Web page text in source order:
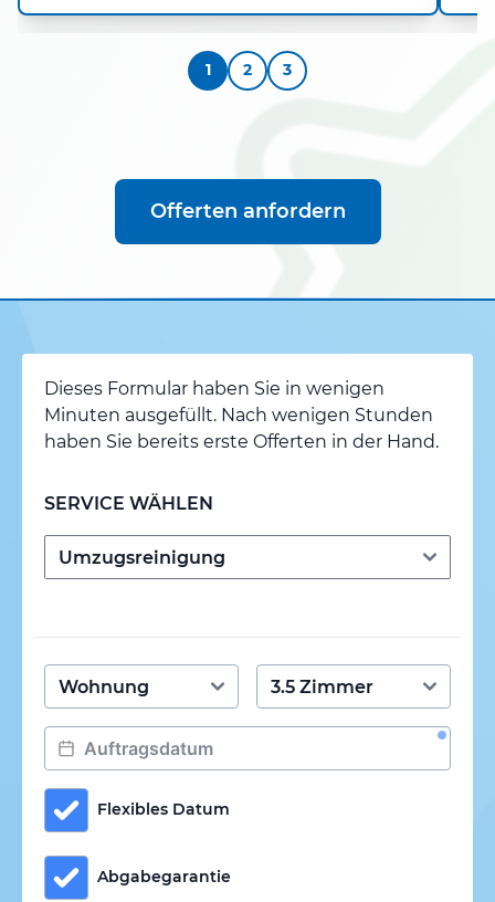
1 2 3
Offerten anfordern
Dieses Formular haben Sie in wenigen
Minuten ausgefüllt. Nach wenigen Stunden
haben Sie bereits erste Offerten in der Hand.
SERVICE WÄHLEN
Flexibles Datum
Abgabegarantie